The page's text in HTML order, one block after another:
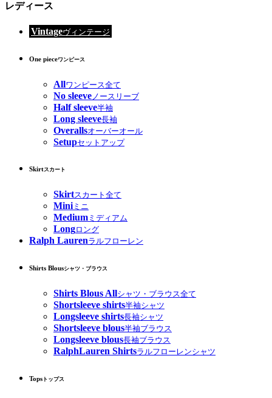
レディース
Vintageヴィンテージ
One pieceワンピース
Allワンピース全て
No sleeve ノースリーブ
Half sleeve半袖
Long sleeve長袖
Overallsオーバーオール
Setupセットアップ
Skirtスカート
Skirtスカート全て
Miniミニ
Medium ミディアム
Longロング
Ralph Laurenラルフローレン
Shirts Blousシャツ・ブラウス
Shirts Blous Allシャツ・ブラウス全て
Shortsleeve shirts半袖シャツ
Longsleeve shirts長袖シャツ
Shortsleeve blous半袖ブラウス
Longsleeve blous長袖ブラウス
RalphLauren Shirtsラルフローレンシャツ
Tops トップス